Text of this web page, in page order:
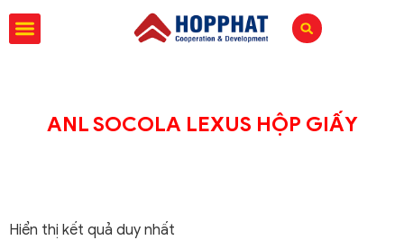
ANL SOCOLA LEXUS HỘP GIẤY
Hiển thị kết quả duy nhất